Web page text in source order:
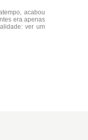
acabou
era apenas
ver um